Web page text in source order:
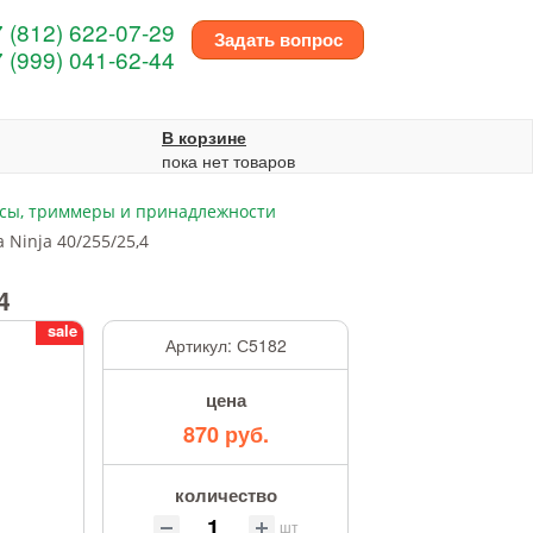
Задать вопрос
(812) 622-07-29
(999) 041-62-44
В корзине
пока нет товаров
триммеры и принадлежности
Ninja 40/255/25,4
sale
Артикул: С5182
цена
870 руб.
количество
шт